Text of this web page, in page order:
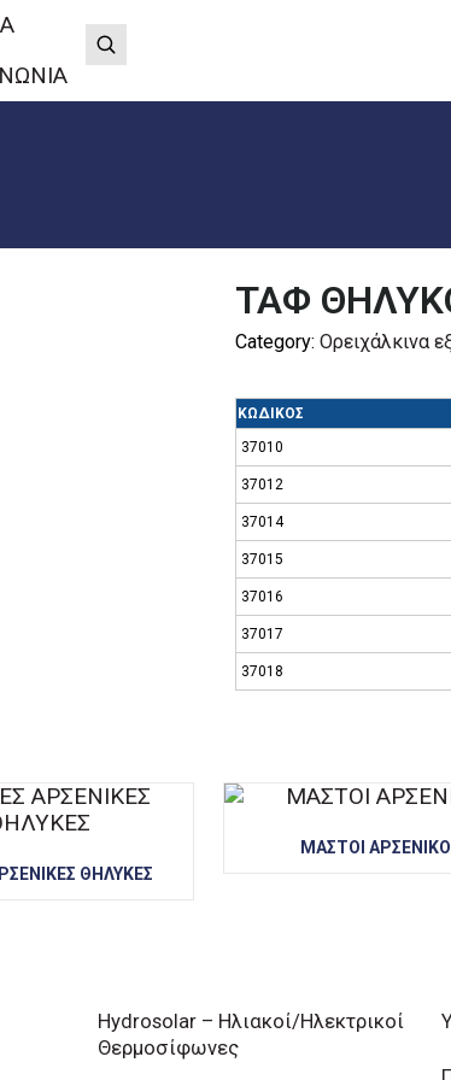
ΤΑΦ
Category: Ορειχάλκινα
ΚΩΔΙΚΟΣ
37010
37012
37014
37015
37016
37017
37018
ΘΗΛΥΚΕΣ
ΜΑΣΤΟΙ ΑΡΣΕΝΙΚΟΙ
Hydrosolar – Ηλιακοί/Ηλεκτρικοί
Θερμοσίφωνες